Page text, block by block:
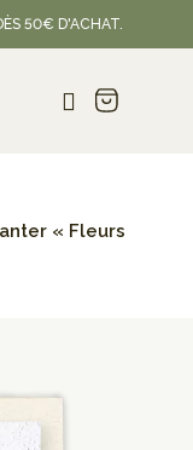
50€ D'ACHAT.
« Fleurs